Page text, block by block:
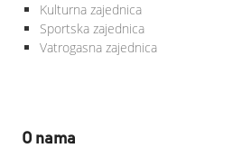
Kulturna zajednica
Sportska zajednica
Vatrogasna zajednica
O nama